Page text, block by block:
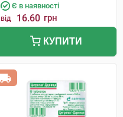
Є в наявності
від 16.60 грн
КУПИТИ